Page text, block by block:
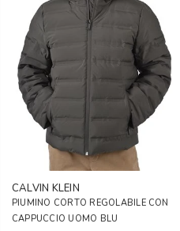
CALVIN KLEIN
PIUMINO CORTO REGOLABILE CON
CAPPUCCIO UOMO BLU